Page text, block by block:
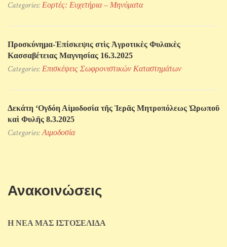
Categories: Εορτές: Ευχετήρια – Μηνύματα
Προσκύνηµα-Ἐπίσκεψις στὶς Ἀγροτικὲς Φυλακὲς
Κασσαβέτειας Μαγνησίας 16.3.2025
Categories: Επισκέψεις Σωφρονιστικών Kαταστημάτων
Δεκάτη ‘Ογδόη Αἱμοδοσία τῆς Ἱερᾶς Μητροπόλεως Ὠρωποῦ
καὶ Φυλῆς 8.3.2025
Categories:Αιμοδοσία
Ανακοινώσεις
Η ΝΕΑ ΜΑΣ ΙΣΤΟΣΕΛΙΔΑ